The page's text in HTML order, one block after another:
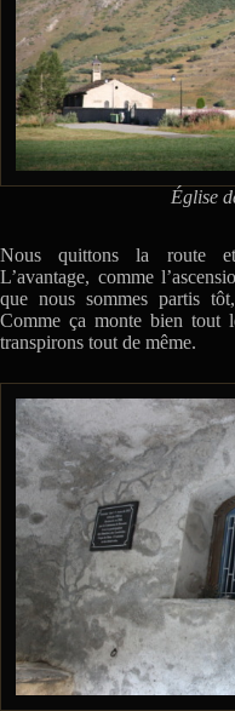
Église
Nous quittons la route et
L’avantage, comme
que nous sommes partis
Comme ça monte bien tout
transpirons tout de même.